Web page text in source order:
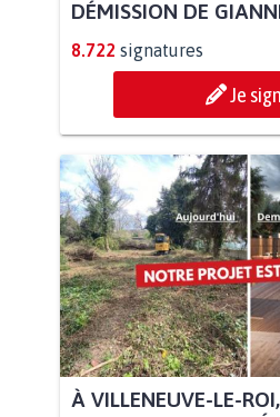
DÉMISSION DE
8.722 signatures
Je
À VILLENEUVE-LE-